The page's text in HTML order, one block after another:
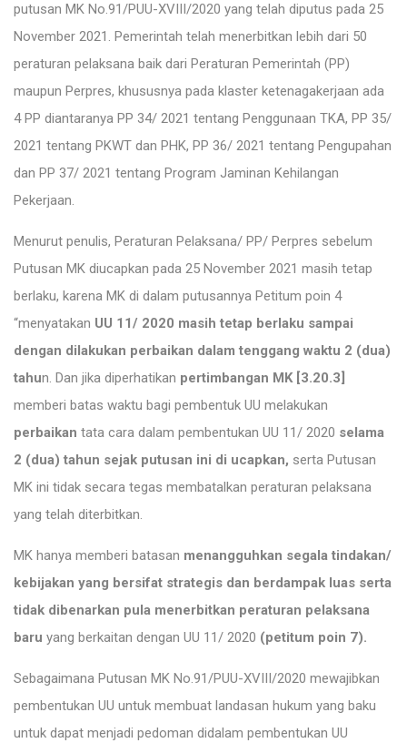
putusan MK No.91/PUU-XVIII/2020 yang telah diputus pada 25
November 2021. Pemerintah telah menerbitkan lebih dari 50
peraturan pelaksana baik dari Peraturan Pemerintah (PP)
maupun Perpres, khususnya pada klaster ketenagakerjaan ada
4 PP diantaranya PP 34/ 2021 tentang Penggunaan TKA, PP 35/
2021 tentang PKWT dan PHK, PP 36/ 2021 tentang Pengupahan
dan PP 37/ 2021 tentang Program Jaminan Kehilangan
Pekerjaan.
Menurut penulis, Peraturan Pelaksana/ PP/ Perpres sebelum
Putusan MK diucapkan pada 25 November 2021 masih tetap
berlaku, karena MK di dalam putusannya Petitum poin 4
“menyatakan UU 11/ 2020 masih tetap berlaku sampai
dengan dilakukan perbaikan dalam tenggang waktu 2 (dua)
tahun. Dan jika diperhatikan pertimbangan MK [3.20.3]
memberi batas waktu bagi pembentuk UU melakukan
perbaikan tata cara dalam pembentukan UU 11/ 2020 selama
2 (dua) tahun sejak putusan ini di ucapkan, serta Putusan
MK ini tidak secara tegas membatalkan peraturan pelaksana
yang telah diterbitkan.
MK hanya memberi batasan menangguhkan segala tindakan/
kebijakan yang bersifat strategis dan berdampak luas serta
tidak dibenarkan pula menerbitkan peraturan pelaksana
baru yang berkaitan dengan UU 11/ 2020 (petitum poin 7).
Sebagaimana Putusan MK No.91/PUU-XVIII/2020 mewajibkan
pembentukan UU untuk membuat landasan hukum yang baku
untuk dapat menjadi pedoman didalam pembentukan UU